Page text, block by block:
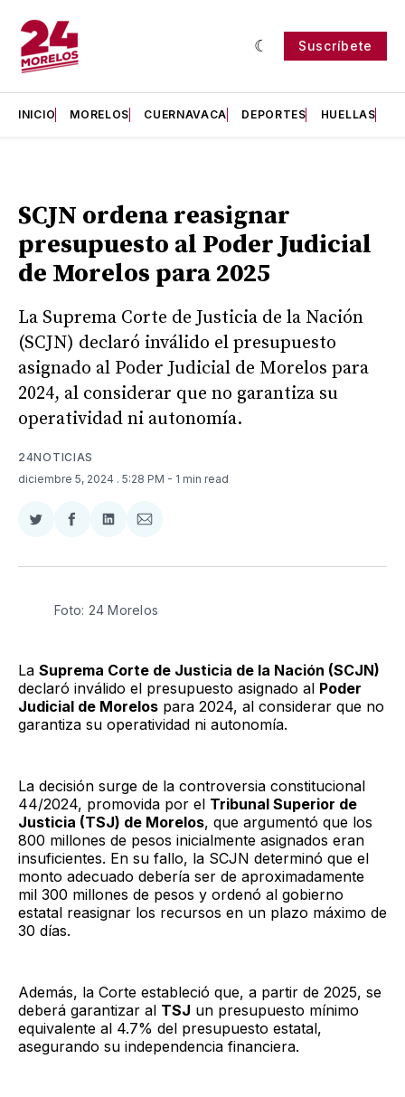
Suscríbete
INICIO MORELOS CUERNAVACA DEPORTES HUELLAS
SCJN ordena reasignar
presupuesto al Poder Judicial
de Morelos para 2025
La Suprema Corte de Justicia de la Nación
(SCJN) declaró inválido el presupuesto
asignado al Poder Judicial de Morelos para
2024, al considerar que no garantiza su
operatividad ni autonomía.
24NOTICIAS
diciembre 5, 2024 . 5:28 PM - 1 min read
Compartir
Twitter
Compartir
Facebook
Compartir
LinkedIn
Compartir
Email
Foto: 24 Morelos
La Suprema Corte de Justicia de la Nación (SCJN)
declaró inválido el presupuesto asignado al Poder
Judicial de Morelos para 2024, al considerar que no
garantiza su operatividad ni autonomía.
La decisión surge de la controversia constitucional
44/2024, promovida por el Tribunal Superior de
Justicia (TSJ) de Morelos, que argumentó que los
800 millones de pesos inicialmente asignados eran
insuficientes. En su fallo, la SCJN determinó que el
monto adecuado debería ser de aproximadamente
mil 300 millones de pesos y ordenó al gobierno
estatal reasignar los recursos en un plazo máximo de
30 días.
Además, la Corte estableció que, a partir de 2025, se
deberá garantizar al TSJ un presupuesto mínimo
equivalente al 4.7% del presupuesto estatal,
asegurando su independencia financiera.